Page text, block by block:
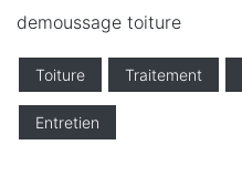
demoussage toiture
Toiture Traitement
Entretien